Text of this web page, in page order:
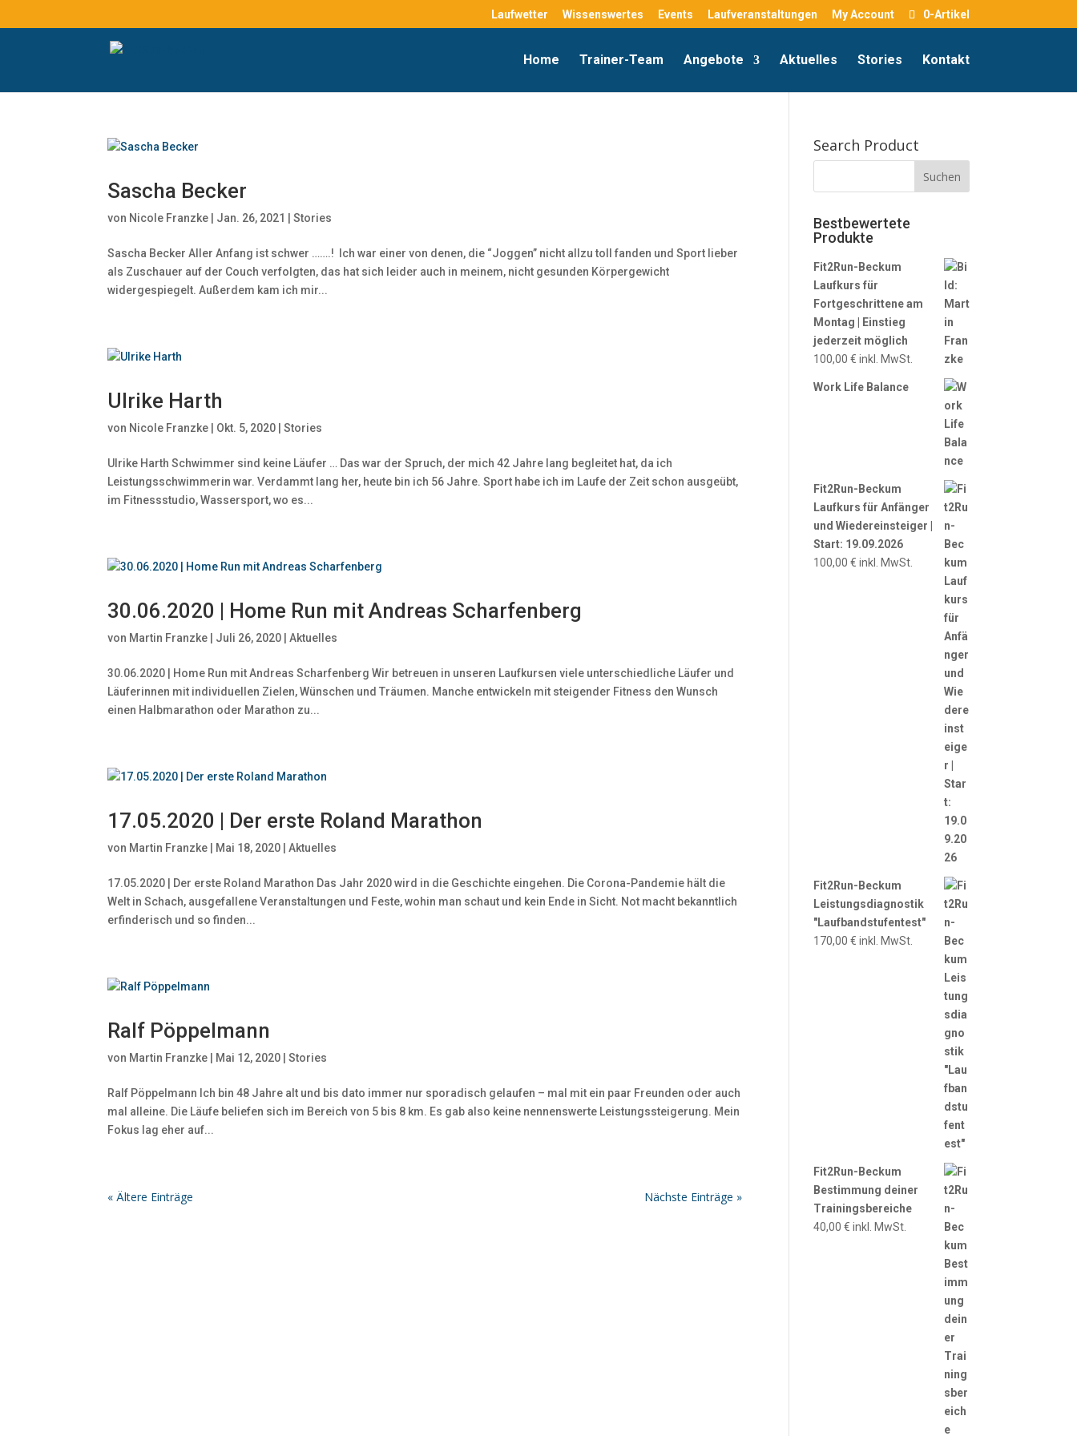
Laufwetter Wissenswertes Events Laufveranstaltungen My Account 0-Artikel
Home Trainer-Team Angebote Aktuelles Stories Kontakt
Sascha Becker
von Nicole Franzke Jan. 26, 2021 |Stories
Sascha Becker Aller Anfang ist schwer …….! Ich war einer von denen, die “Joggen” nicht allzu toll fanden und Sport lieber
als Zuschauer auf der Couch verfolgten, das hat sich leider auch in meinem, nicht gesunden Körpergewicht
widergespiegelt. Außerdem kam ich mir...
Ulrike Harth
von Nicole Franzke Okt. 5, 2020 |Stories
Ulrike Harth Schwimmer sind keine Läufer … Das war der Spruch, der mich 42 Jahre lang begleitet hat, da ich
Leistungsschwimmerin war. Verdammt lang her, heute bin ich 56 Jahre. Sport habe ich im Laufe der Zeit schon ausgeübt,
im Fitnessstudio, Wassersport, wo es...
30.06.2020 | Home Run mit Andreas Scharfenberg
von Martin Franzke Juli 26, 2020 |Aktuelles
30.06.2020 | Home Run mit Andreas Scharfenberg Wir betreuen in unseren Laufkursen viele unterschiedliche Läufer und
Läuferinnen mit individuellen Zielen, Wünschen und Träumen. Manche entwickeln mit steigender Fitness den Wunsch
einen Halbmarathon oder Marathon zu...
17.05.2020 | Der erste Roland Marathon
von Martin Franzke Mai 18, 2020 |Aktuelles
17.05.2020 | Der erste Roland Marathon Das Jahr 2020 wird in die Geschichte eingehen. Die Corona-Pandemie hält die
Welt in Schach, ausgefallene Veranstaltungen und Feste, wohin man schaut und kein Ende in Sicht. Not macht bekanntlich
erfinderisch und so finden...
Ralf Pöppelmann
von Martin Franzke Mai 12, 2020 |Stories
Ralf Pöppelmann Ich bin 48 Jahre alt und bis dato immer nur sporadisch gelaufen – mal mit ein paar Freunden oder auch
mal alleine. Die Läufe beliefen sich im Bereich von 5 bis 8 km. Es gab also keine nennenswerte Leistungssteigerung. Mein
Fokus lag eher auf...
« Ältere Einträge Nächste Einträge »
Search Product
Bestbewertete
Produkte
Fit2Run-Beckum
Laufkurs für
Fortgeschrittene am
Montag | Einstieg
jederzeit möglich
100,00€ inkl. MwSt.
Work Life Balance
Fit2Run-Beckum
Laufkurs für Anfänger
und Wiedereinsteiger |
Start: 19.09.2026
100,00€ inkl. MwSt.
Fit2Run-Beckum
Leistungsdiagnostik
"Laufbandstufentest"
170,00€ inkl. MwSt.
Fit2Run-Beckum
Bestimmung deiner
Trainingsbereiche
40,00€ inkl. MwSt.